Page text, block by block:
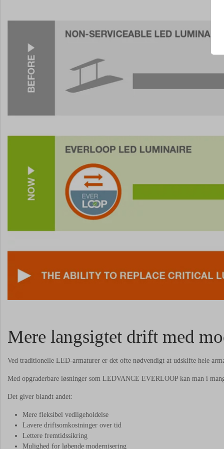
Mere langsigtet drift med
Ved traditionelle LED-armaturer er det ofte nødvendigt at udskifte hele
Med opgraderbare løsninger som LEDVANCE EVERLOOP kan man i
Det giver blandt andet:
Mere fleksibel vedligeholdelse
Lavere driftsomkostninger over tid
Lettere fremtidssikring
Mulighed for løbende modernisering